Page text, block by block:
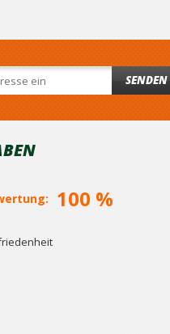
SENDEN
100 %